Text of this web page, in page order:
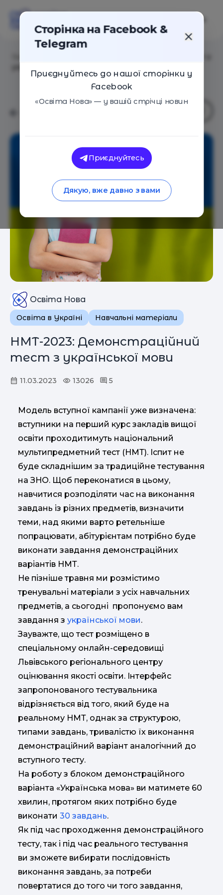
Освіта Нова
Освіта в Україні Навчальні матеріали
НМТ-2023: Демонстраційний
тест з української мови
11.03.2023 13026 5
Модель вступної кампанії уже визначена:
вступники на перший курс закладів вищої
освіти проходитимуть національний
мультипредметний тест (НМТ). Іспит не
буде складнішим за традиційне тестування
на ЗНО. Щоб переконатися в цьому,
навчитися розподіляти час на виконання
завдань із різних предметів, визначити
теми, над якими варто ретельніше
попрацювати, абітурієнтам потрібно буде
виконати завдання демонстраційних
варіантів НМТ.
Не пізніше травня ми розмістимо
тренувальні матеріали з усіх навчальних
предметів, а сьогодні пропонуємо вам
завдання з української мови.
Зауважте, що тест розміщено в
спеціальному онлайн-середовищі
Львівського регіонального центру
оцінювання якості освіти. Інтерфейс
запропонованого тестувальника
відрізняється від того, який буде на
реальному НМТ, однак за структурою,
типами завдань, тривалістю їх виконання
демонстраційний варіант аналогічний до
вступного тесту.
На роботу з блоком демонстраційного
варіанта «Українська мова» ви матимете 60
хвилин, протягом яких потрібно буде
виконати 30 завдань.
Як під час проходження демонстраційного
тесту, так і під час реального тестування
ви зможете вибирати послідовність
виконання завдань, за потреби
повертатися до того чи того завдання,
Сторінка на Facebook &
Telegram
Приєднуйтесь до нашої сторінки у
Facebook
«Освіта Нова» — у вашій стрічці новин
Приєднуйтесь
Дякую, вже давно з вами